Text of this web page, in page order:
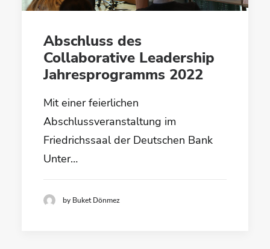
Abschluss des
Collaborative Leadership
Jahresprogramms 2022
Mit einer feierlichen
Abschlussveranstaltung im
Friedrichssaal der Deutschen Bank
Unter…
by Buket Dönmez